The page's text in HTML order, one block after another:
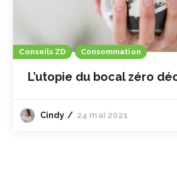
Conseils ZD Consommation
L’utopie du bocal zéro
Cindy 24 mai 2021